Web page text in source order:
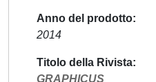
Anno del prodotto
2014
Titolo della Rivista
GRAPHICUS